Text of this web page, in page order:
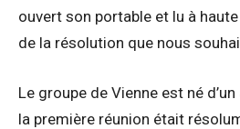
ouvert son portable et lu à
de la résolution que nous
Le groupe de Vienne est né
la première réunion était